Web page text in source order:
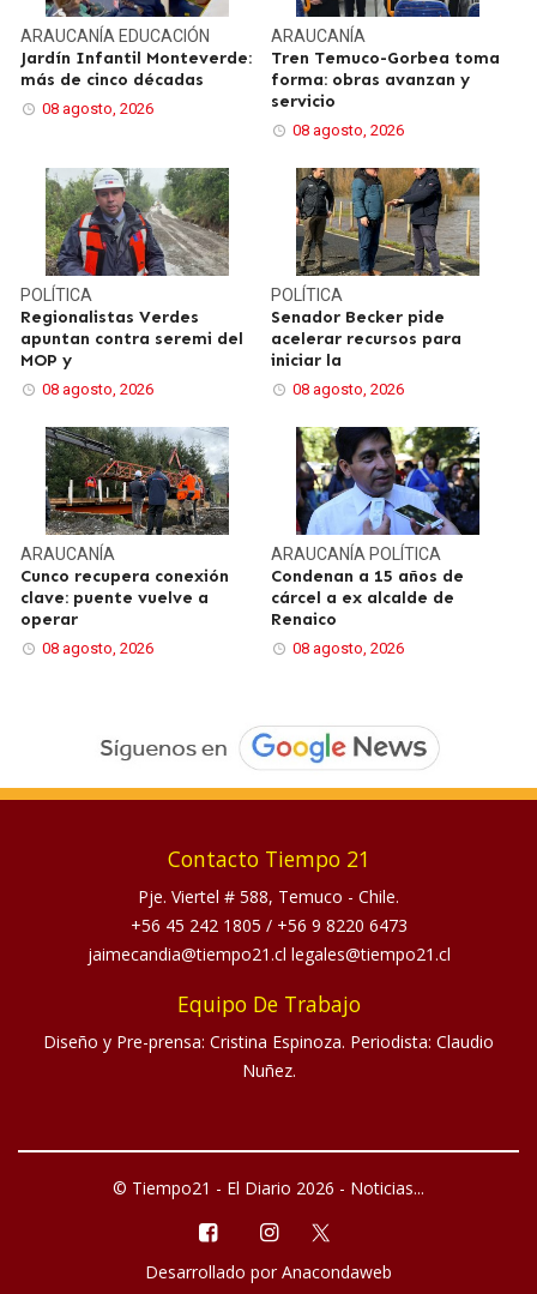
ARAUCANÍAEDUCACIÓN
Jardín Infantil Monteverde:
más de cinco décadas
08 agosto, 2026
ARAUCANÍA
Tren Temuco-Gorbea toma
forma: obras avanzan y
servicio
08 agosto, 2026
POLÍTICA
Regionalistas Verdes
apuntan contra seremi del
MOP y
08 agosto, 2026
POLÍTICA
Senador Becker pide
acelerar recursos para
iniciar la
08 agosto, 2026
ARAUCANÍA
Cunco recupera conexión
clave: puente vuelve a
operar
08 agosto, 2026
ARAUCANÍA POLÍTICA
Condenan a 15 años de
cárcel a ex alcalde de
Renaico
08 agosto, 2026
Contacto Tiempo 21
Pje. Viertel # 588, Temuco - Chile.
+56 45 242 1805 / +56 9 8220 6473
jaimecandia@tiempo21.cl legales@tiempo21.cl
Equipo De Trabajo
Diseño y Pre-prensa: Cristina Espinoza. Periodista: Claudio
Nuñez.
© Tiempo21 - El Diario 2026 - Noticias...
Desarrollado por Anacondaweb